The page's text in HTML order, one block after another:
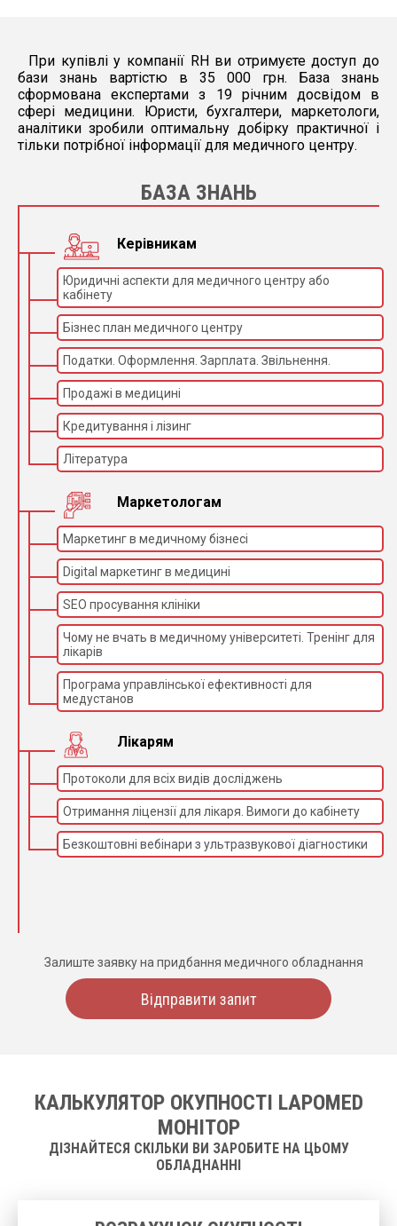
При купівлі у компанії RH ви отримуєте доступ до
бази знань вартістю в 35 000 грн. База знань
сформована експертами з 19 річним досвідом в
сфері медицини. Юристи, бухгалтери, маркетологи,
аналітики зробили оптимальну добірку практичної і
тільки потрібної інформації для медичного центру.
БАЗА ЗНАНЬ
Керівникам
Юридичні аспекти для медичного центру або
кабінету
Бізнес план медичного центру
Податки. Оформлення. Зарплата. Звільнення.
Продажі в медицині
Кредитування і лізинг
Література
Маркетологам
Маркетинг в медичному бізнесі
Digital маркетинг в медицині
SEO просування клініки
Чому не вчать в медичному університеті. Тренінг для
лікарів
Програма управлінської ефективності для
медустанов
Лікарям
Протоколи для всіх видів досліджень
Отримання ліцензії для лікаря. Вимоги до кабінету
Безкоштовні вебінари з ультразвукової діагностики
Залиште заявку на придбання медичного обладнання
Відправити запит
КАЛЬКУЛЯТОР ОКУПНОСТІ LAPOMED
МОНІТОР
ДІЗНАЙТЕСЯ СКІЛЬКИ ВИ ЗАРОБИТЕ НА ЦЬОМУ
ОБЛАДНАННІ